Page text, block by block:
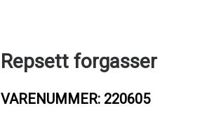
Repsett forgasser
VARENUMMER: 220605